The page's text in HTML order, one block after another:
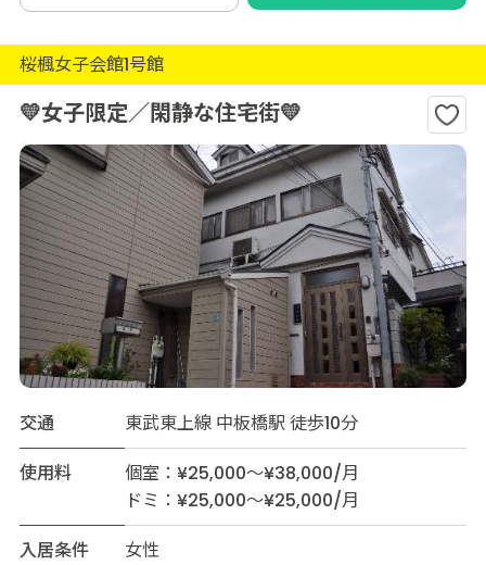
桜楓女子会館1号館
💛女子限定／閑静な住宅街💛
交通
東武東上線 中板橋駅 徒歩10分
使用料
個室：¥25,000～¥38,000/月
ドミ：¥25,000～¥25,000/月
入居条件
女性